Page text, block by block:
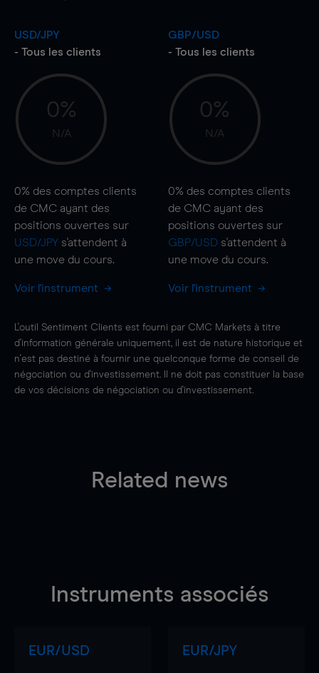
USD/JPY
- Tous les clients
0%
N/A
0% des comptes clients
de CMC ayant des
positions ouvertes sur
USD/JPY s'attendent à
une move du cours.
Voir l'instrument
GBP/USD
- Tous les clients
0%
N/A
0% des comptes clients
de CMC ayant des
positions ouvertes sur
GBP/USDs'attendent à
une move du cours.
Voir l'instrument
L'outil Sentiment Clients est fourni par CMC Markets à titre
d'information générale uniquement, il est de nature historique et
n'est pas destiné à fournir une quelconque forme de conseil de
négociation ou d'investissement. Il ne doit pas constituer la base
de vos décisions de négociation ou d'investissement.
Related news
Instruments associés
EUR/USD EUR/JPY